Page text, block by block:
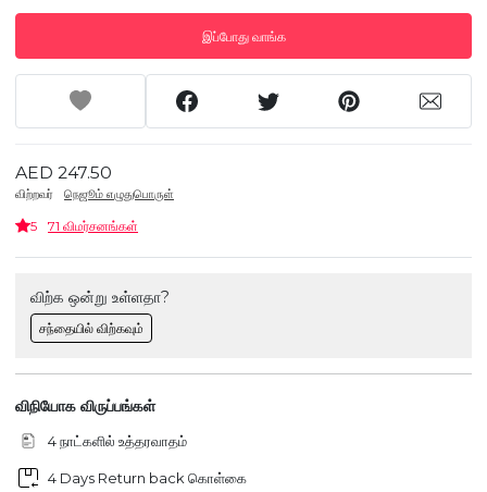
இப்போது வாங்க
AED 247.50
விற்றவர் நெஜூம் எழுதுபொருள்
5 71 விமர்சனங்கள்
விற்க ஒன்று உள்ளதா?
சந்தையில் விற்கவும்
விநியோக விருப்பங்கள்
4 நாட்களில் உத்தரவாதம்
4 Days Return back கொள்கை